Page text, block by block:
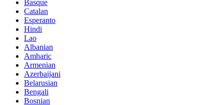
Basque
Catalan
Esperanto
Hindi
Lao
Albanian
Amharic
Armenian
Azerbaijani
Belarusian
Bengali
Bosnian